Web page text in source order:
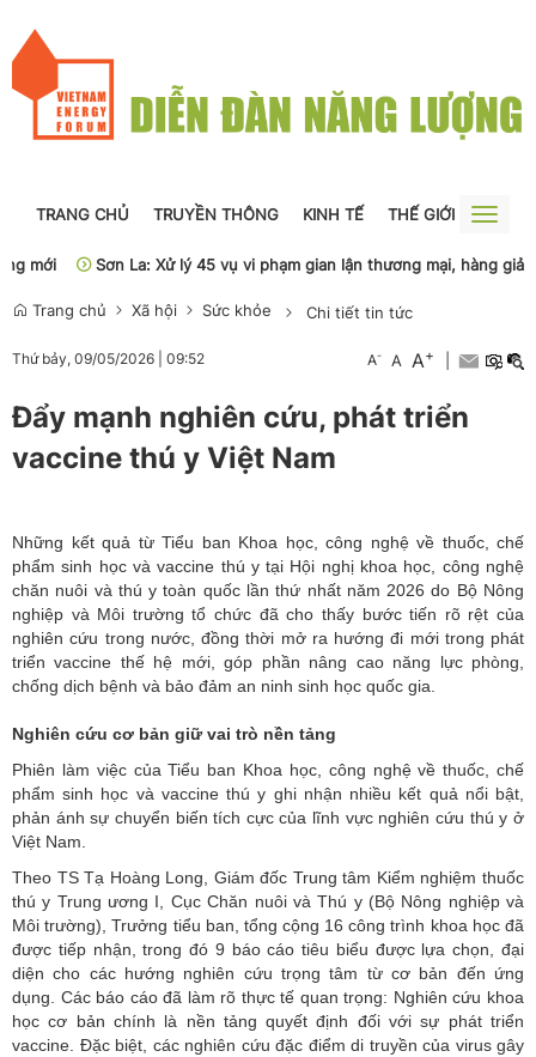
TRANG CHỦ TRUYỀN THÔNG KINH TẾ THẾ GIỚI
Toggle
Sơn La: Xử lý 45 vụ vi phạm gian lận thương mại, hàng giả
Trang chủ Xã hội Sức khỏe Chi tiết tin tức
Thứ bảy, 09/05/2026 09:52 A- A A+
Đẩy mạnh nghiên cứu, phát triển
vaccine thú y Việt Nam
Những kết quả từ Tiểu ban Khoa học, công nghệ về thuốc, chế
phẩm sinh học và vaccine thú y tại Hội nghị khoa học, công nghệ
chăn nuôi và thú y toàn quốc lần thứ nhất năm 2026 do Bộ Nông
nghiệp và Môi trường tổ chức đã cho thấy bước tiến rõ rệt của
nghiên cứu trong nước, đồng thời mở ra hướng đi mới trong phát
triển vaccine thế hệ mới, góp phần nâng cao năng lực phòng,
chống dịch bệnh và bảo đảm an ninh sinh học quốc gia.
Nghiên cứu cơ bản giữ vai trò nền tảng
Phiên làm việc của Tiểu ban Khoa học, công nghệ về thuốc, chế
phẩm sinh học và vaccinethú y ghi nhận nhiều kết quả nổi bật,
phản ánh sự chuyển biến tích cực của lĩnh vực nghiên cứu thú y ở
Việt Nam.
Theo TS Tạ Hoàng Long, Giám đốc Trung tâm Kiểm nghiệm thuốc
thú y Trung ương I, Cục Chăn nuôi và Thú y (Bộ Nông nghiệp và
Môi trường), Trưởng tiểu ban, tổng cộng 16 công trình khoa học đã
được tiếp nhận, trong đó 9 báo cáo tiêu biểu được lựa chọn, đại
diện cho các hướng nghiên cứu trọng tâm từ cơ bản đến ứng
dụng. Các báo cáo đã làm rõ thực tế quan trọng: Nghiên cứu khoa
học cơ bản chính là nền tảng quyết định đối với sự phát triển
vaccine. Đặc biệt, các nghiên cứu đặc điểm di truyền của virus gây